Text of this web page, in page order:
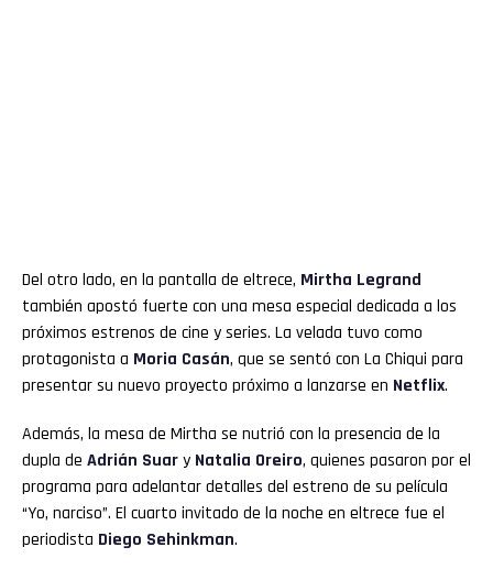
Del otro lado, en la pantalla de eltrece, Mirtha Legrand
también apostó fuerte con una mesa especial dedicada a los
próximos estrenos de cine y series. La velada tuvo como
protagonista a Moria Casán, que se sentó con La Chiqui para
presentar su nuevo proyecto próximo a lanzarse en Netflix.
Además, la mesa de Mirtha se nutrió con la presencia de la
dupla de Adrián Suary Natalia Oreiro, quienes pasaron por el
programa para adelantar detalles del estreno de su película
“Yo, narciso”. El cuarto invitado de la noche en eltrece fue el
periodista Diego Sehinkman.